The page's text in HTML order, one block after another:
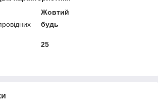
Жовтий
будь
25